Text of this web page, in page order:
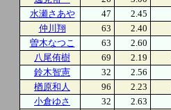
水瀬さあや
47 2.45
仲川翔
63 2.40
曽木なつこ
63 2.60
八尾侑樹
69 2.19
鈴木智憲
32 2.56
楢原和人
96 2.23
小倉ゆさ
32 2.63